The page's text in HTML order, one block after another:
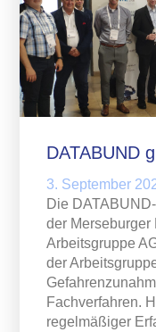
DATABUND
3. September
Die
der
Arbeitsgruppe
der
Fachverfahren.
regelmäßiger